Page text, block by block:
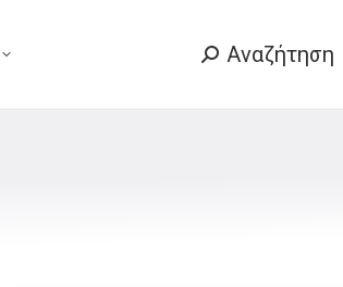
Search:
Αναζήτηση